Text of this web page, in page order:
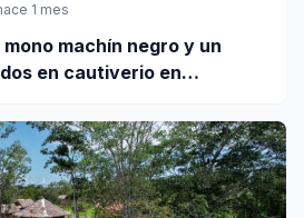
1 mes
machín negro y un
en cautiverio en